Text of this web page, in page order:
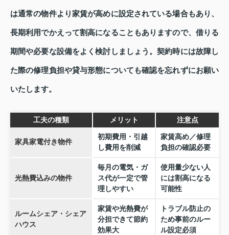
は通常の物件より家賃が高めに設定されている場合もあり、
長期利用でかえって割高になることもありますので、借りる
期間や必要な設備をよく検討しましょう。契約時には故障し
た際の修理負担や貸与形態についても確認を忘れずにお願い
いたします。
工夫の種類 メリット 注意点
家具家電付き物件
初期費用・引越
し費用を削減
家賃高め／修理
負担の確認必要
光熱費込みの物件
毎月の電気・ガ
ス代が一定で管
理しやすい
使用量少ない人
には割高になる
可能性
ルームシェア・シェア
ハウス
家賃や光熱費が
分担できて節約
効果大
トラブル防止の
ため事前のルー
ル設定必須